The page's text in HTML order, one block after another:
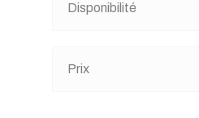
Disponibilité
Prix